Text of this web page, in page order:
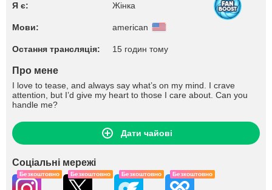
Я є: Жінка
Мови: american
Остання трансляція: 15 годин тому
Про мене
I love to tease, and always say what’s on my mind. I crave
attention, but I’d give my heart to those I care about. Can you
handle me?
Дати чайові
Соціальні мережі
Безкоштовно Безкоштовно Безкоштовно Безкоштовно